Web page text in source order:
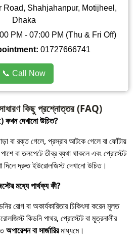
Road, Shahjahanpur, Motijheel,
Dhaka
PM - 07:00 PM (Thu & Fri Off)
01727666741
📞 Call Now
কিছু প্রশ্নোত্তর (FAQ)
দেখানো উচিত?
বা রক্ত গেলে, প্রস্রাব আটকে গেলে বা ফোঁটায়
বা তলপেটে তীব্র ব্যথা থাকলে এবং প্রোস্টেট
দিলে দ্রুত ইউরোলজিস্ট দেখানো উচিত।
মধ্যে পার্থক্য কী?
রোগ বা অকার্যকারিতার চিকিৎসা করেন মূলত
কিডনি পাথর, প্রোস্টেট বা মূত্রনালীর
অপারেশন বা সার্জারিরমাধ্যমে।